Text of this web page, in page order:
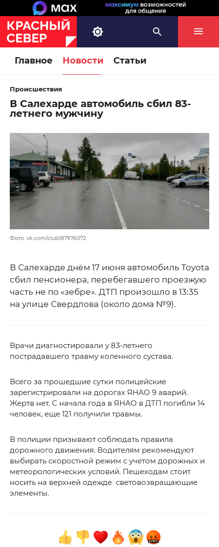
Главное Новости Статьи
Происшествия
В Салехарде автомобиль сбил 83-
летнего мужчину
Фото: vk.com/club187976072
В Салехарде днём 17 июня автомобиль Toyota
сбил пенсионера, перебегавшего проезжую
часть не по «зебре». ДТП произошло в 13:35
на улице Свердлова (около дома №9).
Врачи диагностировали у 83-летнего
пострадавшего травму коленного сустава.
Всего за прошедшие сутки полицейские
зарегистрировали на дорогах ЯНАО 9 аварий.
Жертв нет. С начала года в ЯНАО в ДТП погибли 14
человек, еще 121 получили травмы.
В полиции призывают соблюдать правила
дорожного движения. Водителям рекомендуют
выбирать скоростной режим с учетом дорожных и
метеорологических условий. Пешеходам стоит
носить на верхней одежде световозвращающие
элементы.